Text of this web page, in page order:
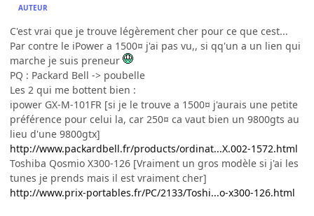
AUTEUR
C'est vrai que je trouve légèrement cher pour ce que cest...
Par contre le iPower a 1500¤ j'ai pas vu,, si qq'un a un lien qui
marche je suis preneur
PQ : Packard Bell -> poubelle
Les 2 qui me bottent bien :
ipower GX-M-101FR [si je le trouve a 1500¤ j'aurais une petite
préférence pour celui la, car 250¤ ca vaut bien un 9800gts au
lieu d'une 9800gtx]
http://www.packardbell.fr/products/ordinat...X.002-1572.html
Toshiba Qosmio X300-126 [Vraiment un gros modèle si j'ai les
tunes je prends mais il est vraiment cher]
http://www.prix-portables.fr/PC/2133/Toshi...o-x300-126.html